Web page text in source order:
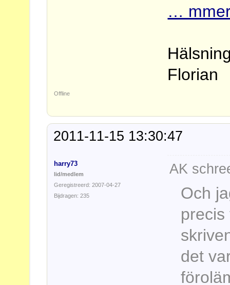
…
Florian
Offline
2011-11-15 13:30:47
harry73
lid/medlem
Geregistreerd: 2007-04-27
Bijdragen: 235
AK
Och
det